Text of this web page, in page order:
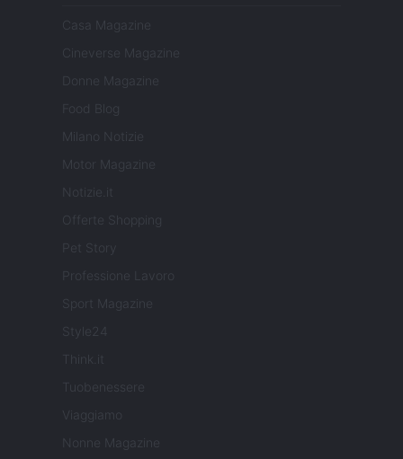
Casa Magazine
Cineverse Magazine
Donne Magazine
Food Blog
Milano Notizie
Motor Magazine
Notizie.it
Offerte Shopping
Pet Story
Professione Lavoro
Sport Magazine
Style24
Think.it
Tuobenessere
Viaggiamo
Nonne Magazine